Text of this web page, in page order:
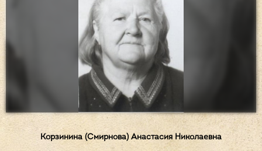
Корзинина (Смирнова) Анастасия Николаевна